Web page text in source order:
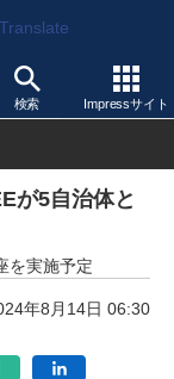
Translate
検索 Impressサイト
教育
が5自治体と
を実施予定
年8月14日 06:30